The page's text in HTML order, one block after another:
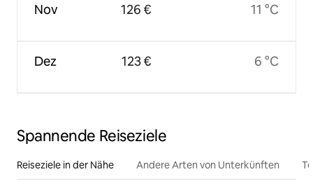
Nov
Dez
126 €
123 €
11 °C
6 °C
Spannende Reiseziele
Reiseziele in der Nähe Andere Arten von Unterkünften